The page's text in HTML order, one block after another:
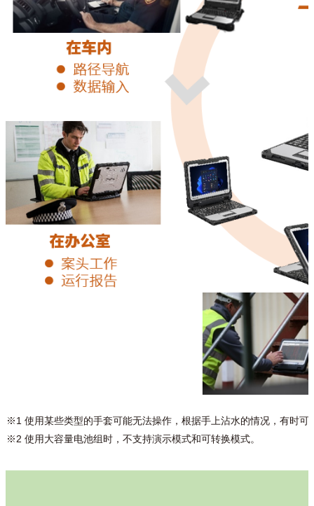
※1 使用某些类型的手套可能无法操作，根据手上沾水的情况，有时可
※2 使用大容量电池组时，不支持演示模式和可转换模式。